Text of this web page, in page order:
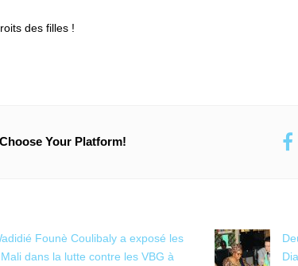
des filles !
Your Platform!
Founè Coulibaly a exposé les
dans la lutte contre les VBG à